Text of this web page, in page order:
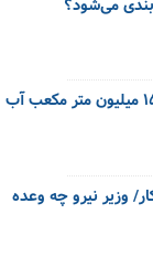
می‌شود؟
نماینده اصفهان: معلوم نیست ۱۵۰ میلیون متر مکعب آب
وزیر نیرو چه وعده